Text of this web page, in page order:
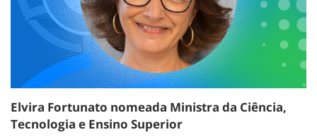
Elvira Fortunato nomeada Ministra da Ciência,
Tecnologia e Ensino Superior